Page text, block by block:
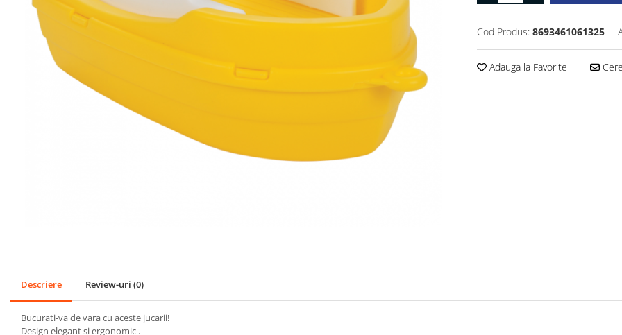
SPORT
Mingi
Badminton
Ochelari si accesorii Inot
Cod Produs: 8693461061325
Adauga la Favorite
Descriere Review-uri (0)
Bucurati-va de vara cu aceste jucarii!
Design elegant si ergonomic .